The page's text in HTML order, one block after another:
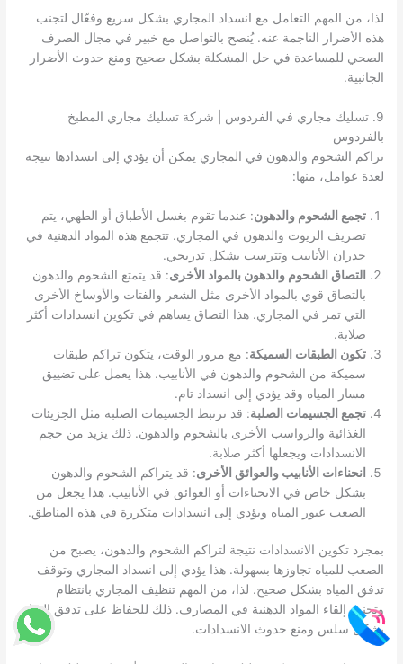
لذا، من المهم التعامل مع انسداد المجاري بشكل سريع وفعّال لتجنب
هذه الأضرار الناجمة عنه. يُنصح بالتواصل مع خبير في مجال الصرف
الصحي للمساعدة في حل المشكلة بشكل صحيح ومنع حدوث الأضرار
الجانبية.
9. تسليك مجاري في الفردوس | شركة تسليك مجاري المطبخ
بالفردوس
تراكم الشحوم والدهون في المجاري يمكن أن يؤدي إلى انسدادها نتيجة
لعدة عوامل، منها:
تجمع الشحوم والدهون: عندما تقوم بغسل الأطباق أو الطهي، يتم
تصريف الزيوت والدهون في المجاري. تتجمع هذه المواد الدهنية في
جدران الأنابيب وتترسب بشكل تدريجي.
التصاق الشحوم والدهون بالمواد الأخرى: قد يتمتع الشحوم والدهون
بالتصاق قوي بالمواد الأخرى مثل الشعر والفتات والأوساخ الأخرى
التي تمر في المجاري. هذا التصاق يساهم في تكوين انسدادات أكثر
صلابة.
تكون الطبقات السميكة: مع مرور الوقت، يتكون تراكم طبقات
سميكة من الشحوم والدهون في الأنابيب. هذا يعمل على تضييق
مسار المياه وقد يؤدي إلى انسداد تام.
تجمع الجسيمات الصلبة: قد ترتبط الجسيمات الصلبة مثل الجزيئات
الغذائية والرواسب الأخرى بالشحوم والدهون. ذلك يزيد من حجم
الانسدادات ويجعلها أكثر صلابة.
انحناءات الأنابيب والعوائق الأخرى: قد يتراكم الشحوم والدهون
بشكل خاص في الانحناءات أو العوائق في الأنابيب. هذا يجعل من
الصعب عبور المياه ويؤدي إلى انسدادات متكررة في هذه المناطق.
بمجرد تكوين الانسدادات نتيجة لتراكم الشحوم والدهون، يصبح من
الصعب للمياه تجاوزها بسهولة. هذا يؤدي إلى انسداد المجاري وتوقف
تدفق المياه بشكل صحيح. لذا، من المهم تنظيف المجاري بانتظام
وتجنب إلقاء المواد الدهنية في المصارف. ذلك للحفاظ على تدفق المياه
بشكل سلس ومنع حدوث الانسدادات.